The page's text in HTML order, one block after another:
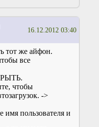
16.12.2012 03:40
тот же айфон.
все
чтобы
->
пользователя и